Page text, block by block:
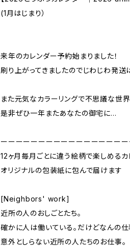
(1月はじまり）
来年のカレンダー予約始まりました！
刷り上がってきましたのでじわじわ発送
また元気なカラーリングで不思議な世界
是非ぜひ一年またあなたの御宅に…
ーーーーーーーーーーーーーーーー
12ヶ月毎月ごとに違う絵柄で楽しめるカ
オリジナルの包装紙に包んで届けます
[Neighbors' work]
近所の人のおしごとたち。
確かに人は働いている。だけどなんの仕
意外としらない近所の人たちのお仕事。